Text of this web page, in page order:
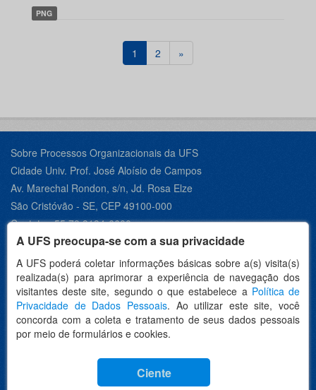
A UFS preocupa-se com a sua privacidade
A UFS poderá coletar informações básicas sobre a(s) visita(s)
realizada(s) para aprimorar a experiência de navegação dos
visitantes deste site, segundo o que estabelece a Política de
Privacidade de Dados Pessoais. Ao utilizar este site, você
concorda com a coleta e tratamento de seus dados pessoais
por meio de formulários e cookies.
Ciente
PNG
1 2 »
Sobre Processos Organizacionais da UFS
Cidade Univ. Prof. José Aloísio de Campos
Av. Marechal Rondon, s/n, Jd. Rosa Elze
São Cristóvão - SE, CEP 49100-000
Contato +55 79 3194-6600
Desenvolvido por: